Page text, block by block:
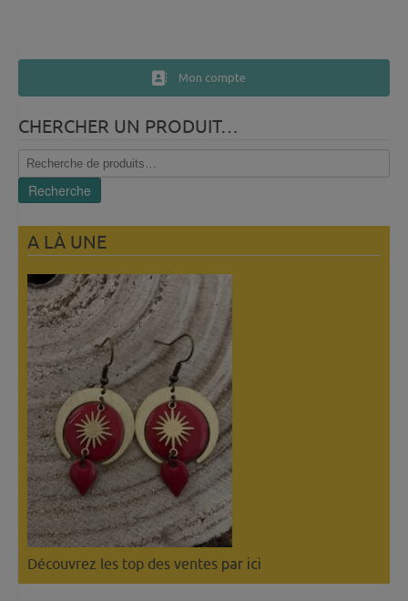
Mon compte
CHERCHER UN PRODUIT…
Recherche
pour :
Recherche
A LÀ UNE
Découvrez les top des ventes par ici